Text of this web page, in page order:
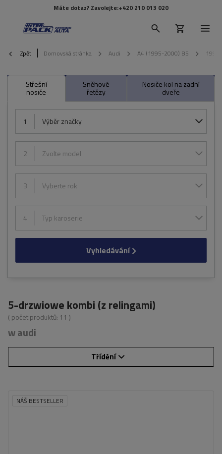
Máte dotaz? Zavolejte:+420 210 013 020
Zpět Domovská stránka Audi A4 (1995-2000) B5 1999
Střešní
nosiče
Sněhové
řetězy
Nosiče kol na zadní
dveře
1 Výběr značky
2 Zvolte model
3 Vyberte rok
4 Typ karoserie
Vyhledávání
5-drzwiowe kombi (z relingami)
( počet produktů: 11 )
w audi
Třídění
NÁŠ BESTSELLER